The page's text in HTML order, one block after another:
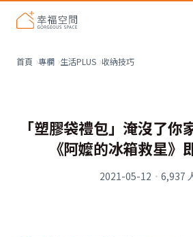
首頁 專欄 生活PLUS 收納技巧
「塑膠袋禮包」淹沒了你
《阿嬤的冰箱救星》
2021-05-12 · 6,937